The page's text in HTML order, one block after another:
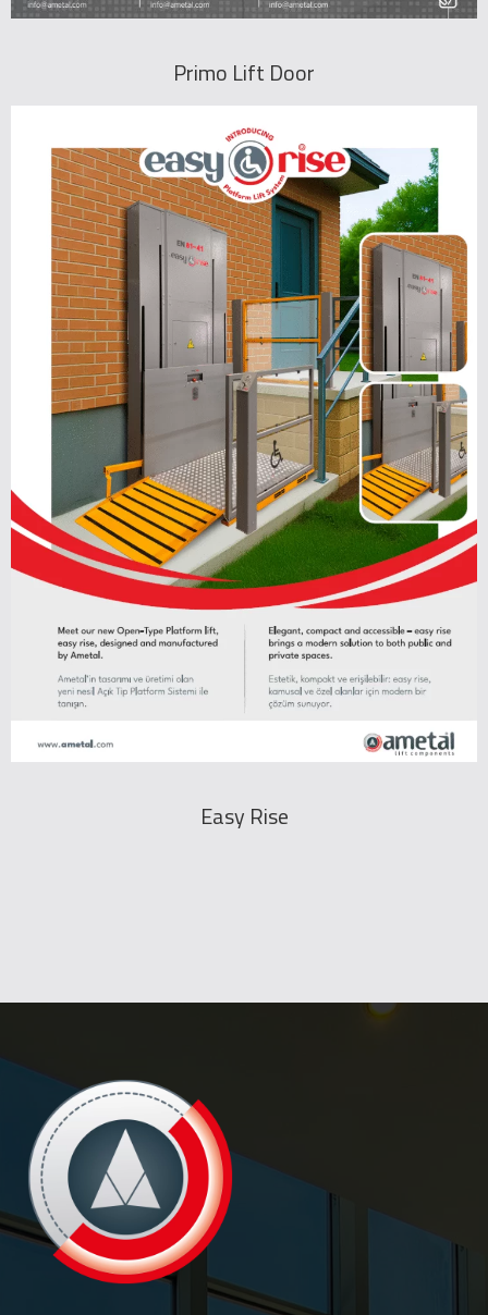
Primo Lift Door
Easy Rise